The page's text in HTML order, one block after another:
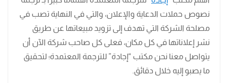
نصوص حملات الدعاية والإعلان، والتي في النهاية تصب في
مصلحة الشركة التي تهدف إلى تزويد مبيعاتها عن طريق
نشر إعلاناتها في كل مكان، فعلى كل صاحب شركة الآن أن
يتواصل معنا نحن مكتب “إجادة” للترجمة المعتمدة؛ لتحقيق
ما يصبو إليه خلال دقائق.